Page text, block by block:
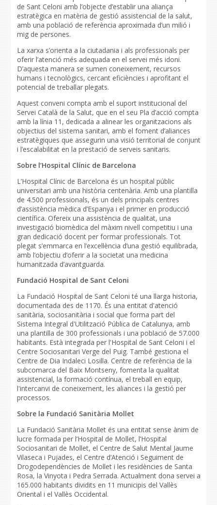
de Sant Celoni amb l’objecte d’establir una aliança
estratègica en matèria de gestió assistencial de la salut,
amb una població de referència aproximada d’un milió i
mig de persones.
La xarxa s’orienta a la ciutadania i als professionals per
oferir l’atenció més adequada en el servei més idoni.
D’aquesta manera se sumen coneixement, recursos
humans i tecnològics, cercant eficiències i aprofitant el
potencial de treballar plegats.
Aquest conveni compta amb el suport institucional del
Servei Català de la Salut, que en el seu Pla d’acció compta
amb la línia 11, dedicada a alinear les organitzacions als
objectius del sistema sanitari, amb el foment d’aliances
estratègiques que assegurin una visió territorial de conjunt
i l’escalabilitat en la prestació de serveis sanitaris.
Sobre l’Hospital Clínic de Barcelona
L’Hospital Clínic de Barcelona és un hospital públic
universitari amb una història centenària. Amb una plantilla
de 4.500 professionals, és un dels principals centres
d’assistència mèdica d’Espanya i el primer en producció
científica. Ofereix una assistència de qualitat, una
investigació biomèdica del màxim nivell competitiu i una
gran dedicació docent per formar professionals. Tot
plegat s’emmarca en l’excel·lència d’una gestió equilibrada,
amb l’objectiu d’oferir a la societat una medicina
humanitzada d’avantguarda.
Fundació Hospital de Sant Celoni
La Fundació Hospital de Sant Celoni té una llarga historia,
documentada des de 1170. És una entitat d'atenció
sanitària, sociosanitària i social que forma part del
Sistema Integral d'Utilització Pública de Catalunya, amb
una plantilla de 300 professionals i una població de 57.000
habitants. Està integrada per l'Hospital de Sant Celoni i el
Centre Sociosanitari Verge del Puig. També gestiona el
Centre de Dia Indaleci Losilla. Centre de referència de la
subcomarca del Baix Montseny, fomenta la qualitat
assistencial, la formació contínua, el treball en equip,
l'intercanvi de coneixement, les aliances i la gestió per
processos.
Sobre la Fundació Sanitària Mollet
La Fundació Sanitària Mollet és una entitat sense ànim de
lucre formada per l’Hospital de Mollet, l’Hospital
Sociosanitari de Mollet, el Centre de Salut Mental Jaume
Vilaseca i Pujades, el Centre d’Atenció i Seguiment de
Drogodependències de Mollet i les residències de Santa
Rosa, la Vinyota i Pedra Serrada. Actualment dona servei a
165.000 habitants dividits en 11 municipis del Vallès
Oriental i el Vallès Occidental.